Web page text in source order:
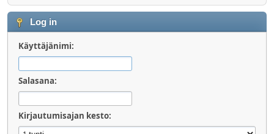
Log in
Käyttäjänimi:
Salasana:
Kirjautumisajan kesto: